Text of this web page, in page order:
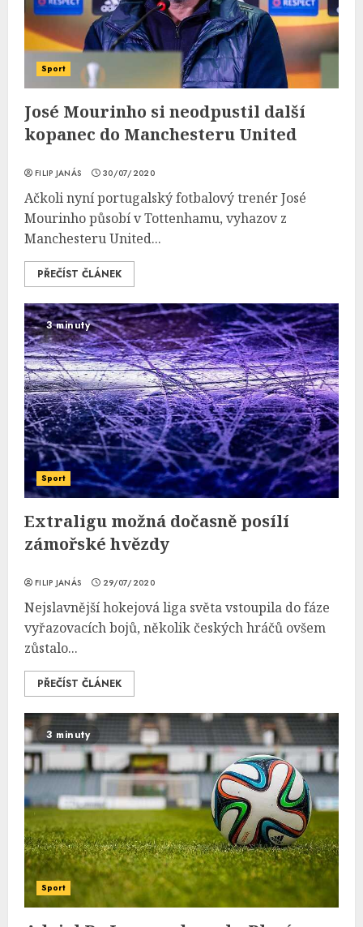
Sport
José Mourinho si neodpustil další
kopanec do Manchesteru United
FILIP JANÁS 30/07/2020
Ačkoli nyní portugalský fotbalový trenér José
Mourinho působí v Tottenhamu, vyhazov z
Manchesteru United...
PŘEČÍST ČLÁNEK
3 minuty
Sport
Extraligu možná dočasně posílí
zámořské hvězdy
FILIP JANÁS 29/07/2020
Nejslavnější hokejová liga světa vstoupila do fáze
vyřazovacích bojů, několik českých hráčů ovšem
zůstalo...
PŘEČÍST ČLÁNEK
3 minuty
Sport